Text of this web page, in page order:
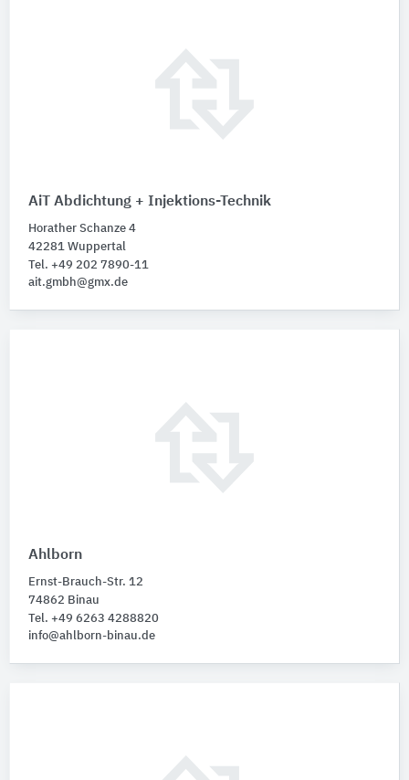
AiT Abdichtung + Injektions-Technik
Horather Schanze 4
42281 Wuppertal
Tel. +49 202 7890-11
ait.gmbh@gmx.de
Ahlborn
Ernst-Brauch-Str. 12
74862 Binau
Tel. +49 6263 4288820
info@ahlborn-binau.de